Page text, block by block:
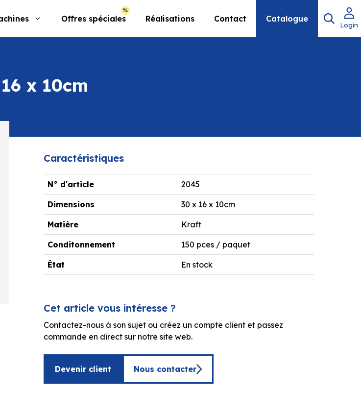
Offres spéciales Réalisations Contact Catalogue
Login
x 10cm
Caractéristiques
N° d'article 2045
Dimensions 30 x 16 x 10cm
Matière Kraft
Conditonnement 150 pces / paquet
État En stock
Cet article vous intéresse ?
Contactez-nous à son sujet ou créez un compte client et passez
commande en direct sur notre site web.
Devenir client Nous contacter